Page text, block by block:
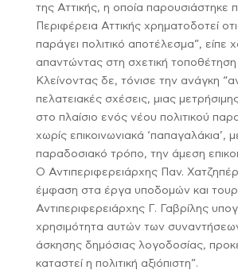
της Αττικής, η οποία παρουσιάστηκε
Περιφέρεια Αττικής χρηματοδοτεί
παράγει πολιτικό αποτέλεσμα”, είπε
απαντώντας στη σχετική
Κλείνοντας δε, τόνισε την ανάγκη
πελατειακές σχέσεις, μιας
στο πλαίσιο ενός νέου πολιτικού
χωρίς επικοινωνιακά ‘παπαγαλάκια’,
παραδοσιακό τρόπο, την άμεση
Ο Αντιπεριφερειάρχης Παν.
έμφαση στα έργα υποδομών και
Αντιπεριφερειάρχης Γ. Γαβρίλης
χρησιμότητα αυτών των
άσκησης δημόσιας λογοδοσίας,
καταστεί η πολιτική αξιόπιστη”.